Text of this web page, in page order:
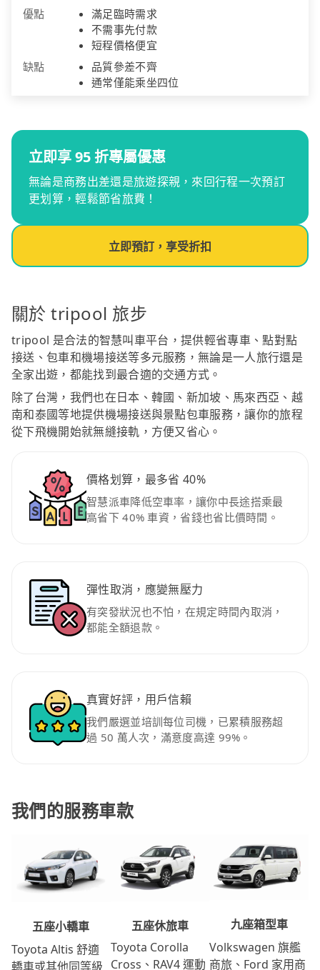
優點
滿足臨時需求
不需事先付款
短程價格便宜
缺點
品質參差不齊
通常僅能乘坐四位
立即享 95 折專屬優惠
無論是商務出差還是旅遊探親，來回行程一次預訂
更划算，輕鬆節省旅費！
立即預訂，享受折扣
關於 tripool 旅步
tripool 是合法的智慧叫車平台，提供輕省專車、點對點
接送、包車和機場接送等多元服務，無論是一人旅行還是
全家出遊，都能找到最合適的交通方式。
除了台灣，我們也在日本、韓國、新加坡、馬來西亞、越
南和泰國等地提供機場接送與景點包車服務，讓你的旅程
從下飛機開始就無縫接軌，方便又省心。
價格划算，最多省 40%
智慧派車降低空車率，讓你中長途搭乘最
高省下 40% 車資，省錢也省比價時間。
彈性取消，應變無壓力
有突發狀況也不怕，在規定時間內取消，
都能全額退款。
真實好評，用戶信賴
我們嚴選並培訓每位司機，已累積服務超
過 50 萬人次，滿意度高達 99%。
我們的服務車款
五座小轎車
Toyota Altis 舒適
轎車或其他同等級
五座休旅車
Toyota Corolla
Cross、RAV4 運動
九座箱型車
Volkswagen 旗艦
商旅、Ford 家用商